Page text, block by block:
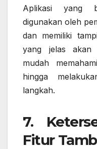
Aplikasi yang
digunakan oleh
dan memiliki
yang jelas akan
mudah
hingga
langkah.
7.
Fitur